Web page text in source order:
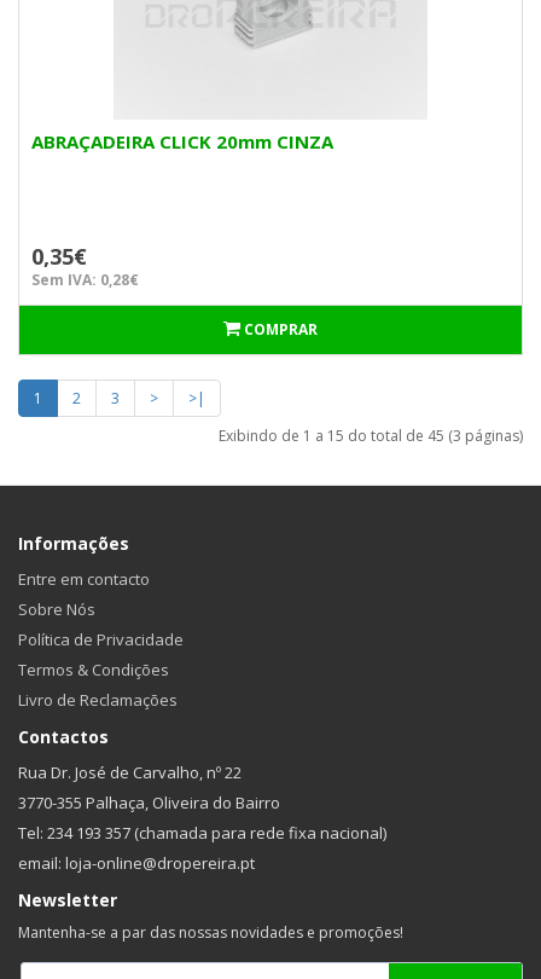
ABRAÇADEIRA CLICK 20mm CINZA
0,35€
Sem IVA: 0,28€
COMPRAR
1 2 3 >
>|
Exibindo de 1 a 15 do total de 45 (3 páginas)
Informações
Entre em contacto
Sobre Nós
Política de Privacidade
Termos & Condições
Livro de Reclamações
Contactos
Rua Dr. José de Carvalho, nº 22
3770-355 Palhaça, Oliveira do Bairro
Tel: 234 193 357 (chamada para rede fixa nacional)
email: loja-online@dropereira.pt
Newsletter
Mantenha-se a par das nossas novidades e promoções!